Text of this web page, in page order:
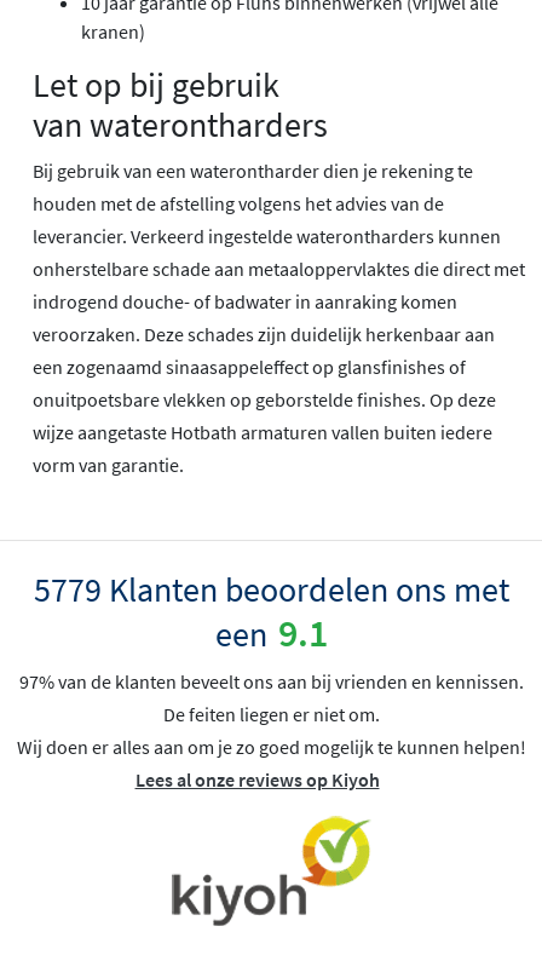
kranen)
Let op bij gebruik
van waterontharders
Bij gebruik van een waterontharder dien je rekening te
houden met de afstelling volgens het advies van de
leverancier. Verkeerd ingestelde waterontharders kunnen
onherstelbare schade aan metaaloppervlaktes die direct met
indrogend douche- of badwater in aanraking komen
veroorzaken. Deze schades zijn duidelijk herkenbaar aan
een zogenaamd sinaasappeleffect op glansfinishes of
onuitpoetsbare vlekken op geborstelde finishes. Op deze
wijze aangetaste Hotbath armaturen vallen buiten iedere
vorm van garantie.
5779 Klanten beoordelen ons met
een 9.1
97% van de klanten beveelt ons aan bij vrienden en kennissen.
De feiten liegen er niet om.
Wij doen er alles aan om je zo goed mogelijk te kunnen helpen!
Lees al onze reviews op Kiyoh